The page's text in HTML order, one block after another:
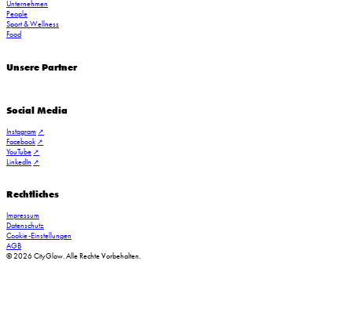
Unternehmen
People
Sport & Wellness
Food
Unsere Partner
Social Media
Instagram
Facebook
YouTube
LinkedIn
Rechtliches
Impressum
Datenschutz
Cookie-Einstellungen
AGB
© 2026 CityGlow. Alle Rechte Vorbehalten.